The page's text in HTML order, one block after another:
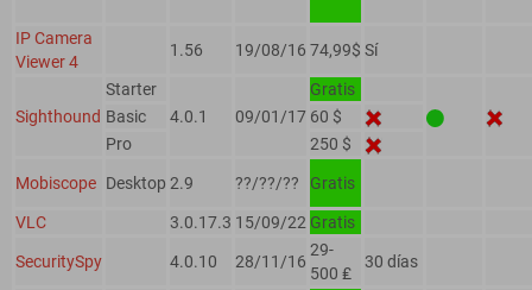
IP Camera
Viewer 4
1.56 19/08/16 74,99$ Sí
Sighthound
Starter
4.0.1
09/01/17
Gratis
Basic
60 $
Pro
250 $
Mobiscope Desktop 2.9 ??/??/?? Gratis
VLC 3.0.17.3 15/09/22 Gratis
SecuritySpy 4.0.10 28/11/16
29-
500 ₤
30 días